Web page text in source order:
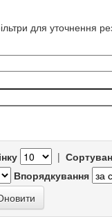
для уточнення
|
Впорядкування